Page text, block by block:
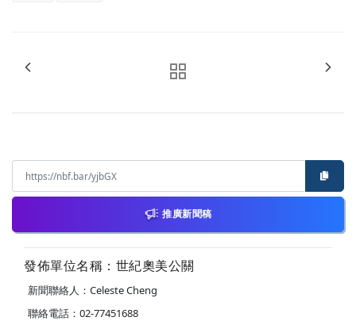
推廣新聞稿
發佈單位名稱：世紀奧美公關
新聞聯絡人：Celeste Cheng
聯絡電話：02-77451688